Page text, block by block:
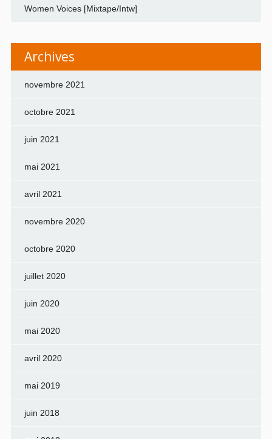
Women Voices [Mixtape/Intw]
Archives
novembre 2021
octobre 2021
juin 2021
mai 2021
avril 2021
novembre 2020
octobre 2020
juillet 2020
juin 2020
mai 2020
avril 2020
mai 2019
juin 2018